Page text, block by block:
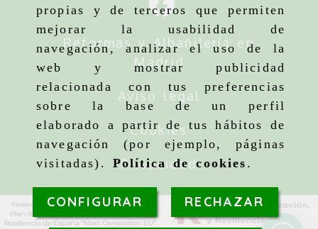
propias y de terceros que permiten
mejorar la usabilidad de
navegación, analizar el uso de la
web y mostrar publicidad
relacionada con tus preferencias
sobre la base de un perfil
elaborado a partir de tus hábitos de
navegación (por ejemplo, páginas
visitadas). Política de cookies .
CONFIGURAR RECHAZAR
Reformas y Albañilería en
Madrid
Aviso legal
Cookies
Privacidad